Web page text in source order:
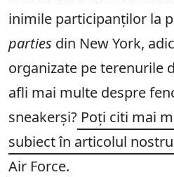
inimile participanților la
parties din New York,
organizate pe terenurile
afli mai multe despre
sneakerși? Poți citi mai
subiect în articolul
Air Force.